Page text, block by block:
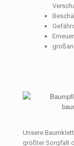
Unsere
größter Sorgfalt